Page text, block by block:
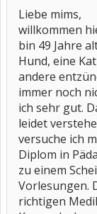
Liebe mims,
willkommen
bin 49 Jahre
Hund, eine
andere
immer noch
ich sehr gut.
leidet
versuche ich
Diplom in
zu einem
Vorlesungen.
richtigen